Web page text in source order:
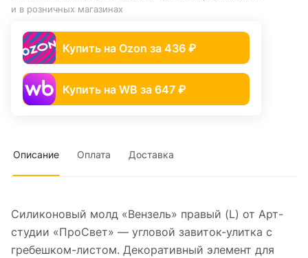
и в розничных магазинах
Купить на Ozon за 436 ₽
Купить на WB за 647 ₽
Описание Оплата Доставка
Силиконовый молд «Вензель» правый (L) от Арт-
студии «ПроСвет» — угловой завиток-улитка с
гребешком-листом. Декоративный элемент для